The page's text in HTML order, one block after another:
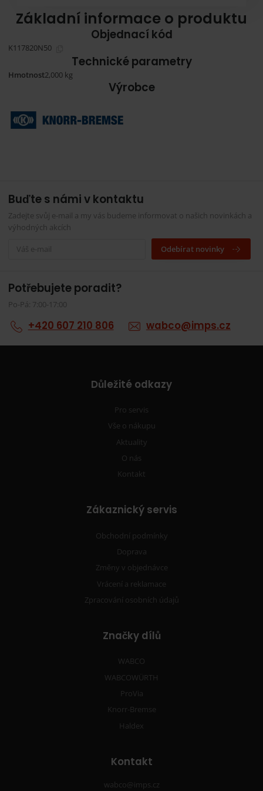
Základní informace o produktu
Objednací kód
K117820N50
Technické parametry
Hmotnost2,000 kg
Výrobce
Buďte s námi v kontaktu
Zadejte svůj e-mail a my vás budeme informovat o našich novinkách a
výhodných akcích
Odebírat novinky
Potřebujete poradit?
Po-Pá: 7:00-17:00
+420 607 210 806 wabco@imps.cz
Důležité odkazy
Pro servis
Vše o nákupu
Aktuality
O nás
Kontakt
Zákaznický servis
Obchodní podmínky
Doprava
Změny v objednávce
Vrácení a reklamace
Zpracování osobních údajů
Značky dílů
WABCO
WABCOWÜRTH
ProVia
Knorr-Bremse
Haldex
Kontakt
wabco@imps.cz